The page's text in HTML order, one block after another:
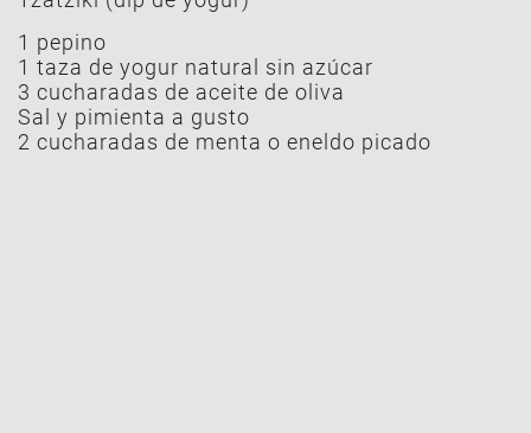
1 pepino
1 taza de yogur natural sin azúcar
3 cucharadas de aceite de oliva
Sal y pimienta a gusto
2 cucharadas de menta o eneldo picado